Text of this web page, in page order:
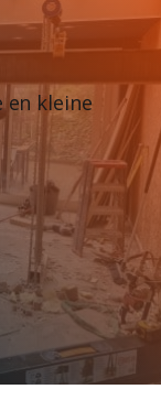
kleine